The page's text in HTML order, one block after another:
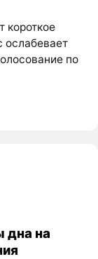
короткое
ослабевает
по
дна на